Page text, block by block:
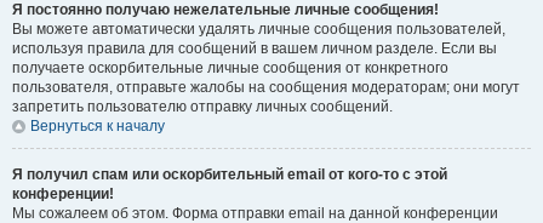
Я постоянно получаю нежелательные личные сообщения!
Вы можете автоматически удалять личные сообщения пользователей,
используя правила для сообщений в вашем личном разделе. Если вы
получаете оскорбительные личные сообщения от конкретного
пользователя, отправьте жалобы на сообщения модераторам; они могут
запретить пользователю отправку личных сообщений.
Вернуться к началу
Я получил спам или оскорбительный email от кого-то с этой
конференции!
Мы сожалеем об этом. Форма отправки email на данной конференции